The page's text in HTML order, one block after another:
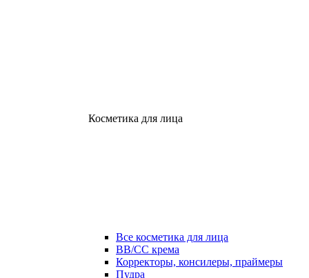
Косметика для лица
Все косметика для лица
ВВ/СС крема
Корректоры, консилеры, праймеры
Пудра